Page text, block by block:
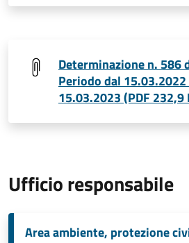
Determinazione n. 586
Periodo dal 15.03.2022
15.03.2023 (PDF 232,9
Ufficio responsabile
Area ambiente, protezione